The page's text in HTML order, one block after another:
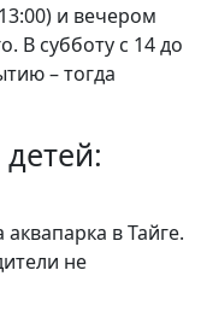
и вечером
В субботу с 14 до
– тогда
в Тайге.
не